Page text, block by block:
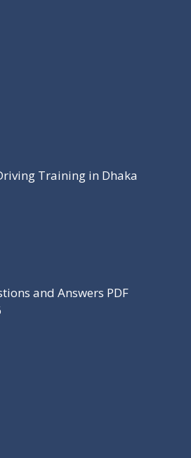
Training in Dhaka
and Answers PDF